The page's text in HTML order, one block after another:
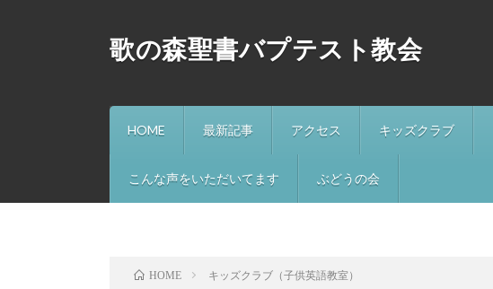
歌の森聖書バプテスト教会
HOME 最新記事 アクセス キッズクラブ
こんな声をいただいてます ぶどうの会
HOME キッズクラブ（子供英語教室）